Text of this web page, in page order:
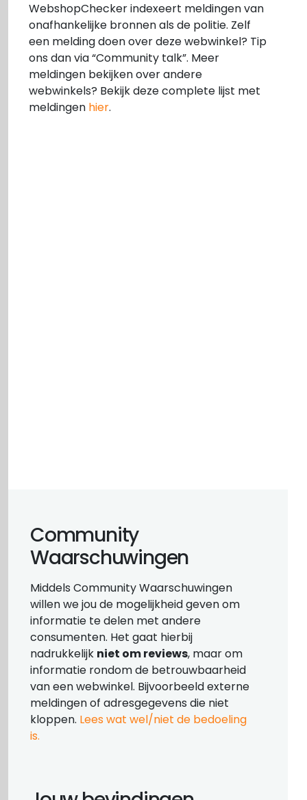
WebshopChecker indexeert meldingen van
onafhankelijke bronnen als de politie. Zelf
een melding doen over deze webwinkel? Tip
ons dan via “Community talk”. Meer
meldingen bekijken over andere
webwinkels? Bekijk deze complete lijst met
meldingen hier.
Community
Waarschuwingen
Middels Community Waarschuwingen
willen we jou de mogelijkheid geven om
informatie te delen met andere
consumenten. Het gaat hierbij
nadrukkelijk niet om reviews, maar om
informatie rondom de betrouwbaarheid
van een webwinkel. Bijvoorbeeld externe
meldingen of adresgegevens die niet
kloppen. Lees wat wel/niet de bedoeling
is.